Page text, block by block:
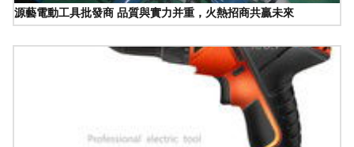
源藝電動工具批發商 品質與實力并重，火熱招商共贏未來